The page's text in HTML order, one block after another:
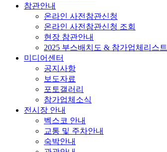
참관안내
온라인 사전참관신청
온라인 사전참관신청 조회
현장 참관안내
2025 부스배치도 & 참가업체리스트
미디어센터
공지사항
보도자료
포토갤러리
참가업체소식
전시장 안내
벡스코 안내
교통 및 주차안내
숙박안내